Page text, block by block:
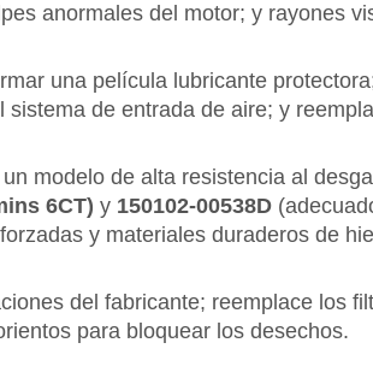
anormales del motor; y rayones
una película lubricante
de entrada de aire; y
modelo de alta resistencia al
6CT) y 150102-00538D
y materiales duraderos de
del fabricante; reemplace los
para bloquear los desechos.